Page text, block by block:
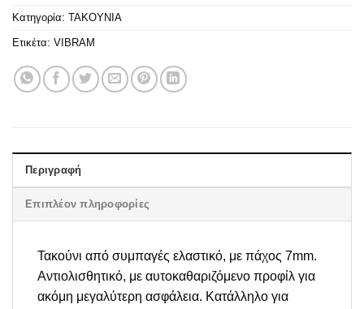
Κατηγορία: ΤΑΚΟΥΝΙΑ
Ετικέτα: VIBRAM
Περιγραφή
Επιπλέον πληροφορίες
Τακούνι από συμπαγές ελαστικό, με πάχος 7mm.
Αντιολισθητικό, με αυτοκαθαριζόμενο προφίλ για
ακόμη μεγαλύτερη ασφάλεια. Κατάλληλο για